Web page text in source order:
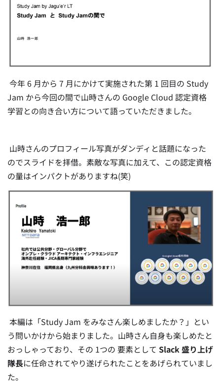
今年 6 月から 7 月にかけて実施された第 1 回目の Study
Jam から今回の間で山時さんの Google Cloud 認定資格
学習との向き合い方について語っていただきました。
山時さんのプロフィール写真がダンディと話題になった
のでスライドを拝借。素敵な写真に加えて、この認定資格
の量はインパクトがありますね(笑)
本編は「Study Jam をみなさん楽しめましたか？」とい
う問いかけから始まりました。山時さん自身も楽しめたと
おっしゃっており、その 1つの 要素として Slack 盛り上げ
隊長に任命されてやり遂げられたことをあげられていまし
た。